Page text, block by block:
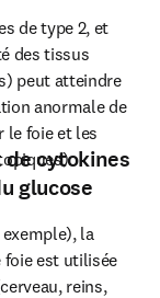
de type 2, et
des tissus
peut atteindre
anormale de
le foie et les
de cytokines
glucose
la
foie est utilisée
reins,